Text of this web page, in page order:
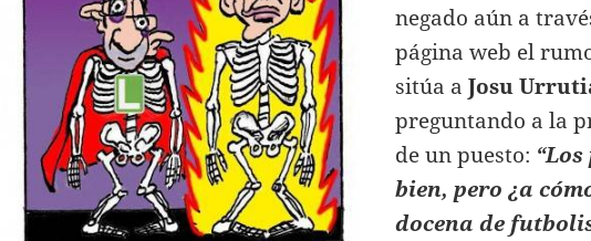
negado aún a
página web el
sitúa aJosu
preguntando a la
de un puesto:
bien, pero ¿a
docena de